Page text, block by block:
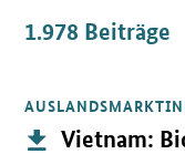
1.978 Beiträge
Beiträge
Publikation:
Vietnam:
Öffnet PDF "Vietnam: